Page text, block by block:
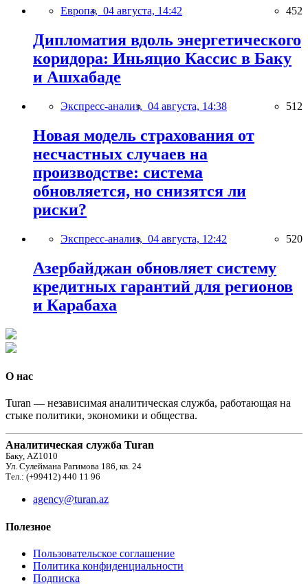
Европа, 04 августа, 14:42 452
Дипломатия вдоль энергетического
коридора: Иньяцио Кассис в Баку
и Ашхабаде
Экспресс-анализ, 04 августа, 14:38 512
Новая модель страхования от
несчастных случаев на
производстве: система
обновляется, но снизятся ли
риски?
Экспресс-анализ, 04 августа, 12:42 520
Азербайджан обновляет систему
кредитных гарантий для регионов
и Карабаха
О нас
Turan — независимая аналитическая служба, работающая на
стыке политики, экономики и общества.
Аналитическая служба Turan
Баку, AZ1010
Ул. Сулеймана Рагимова 186, кв. 24
Тел.: (+99412) 440 11 96
agency@turan.az
Полезное
Пользовательское соглашение
Политика конфиденциальности
Подписка